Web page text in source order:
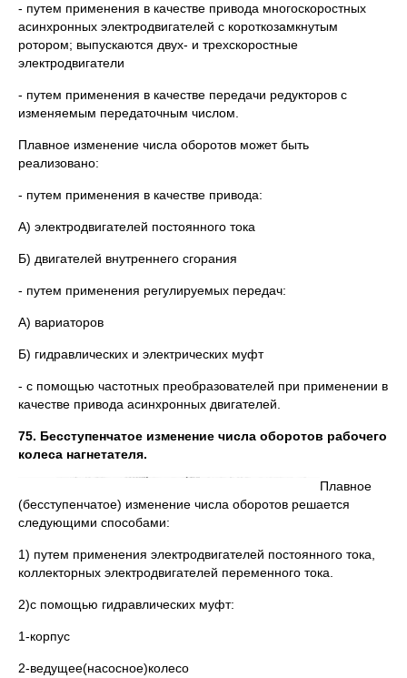
- путем применения в качестве привода многоскоростных
асинхронных электродвигателей с короткозамкнутым
ротором; выпускаются двух- и трехскоростные
электродвигатели
- путем применения в качестве передачи редукторов с
изменяемым передаточным числом.
Плавное изменение числа оборотов может быть
реализовано:
- путем применения в качестве привода:
А) электродвигателей постоянного тока
Б) двигателей внутреннего сгорания
- путем применения регулируемых передач:
А) вариаторов
Б) гидравлических и электрических муфт
- с помощью частотных преобразователей при применении в
качестве привода асинхронных двигателей.
75. Бесступенчатое изменение числа оборотов рабочего
колеса нагнетателя.
Плавное
(бесступенчатое) изменение числа оборотов решается
следующими способами:
1) путем применения электродвигателей постоянного тока,
коллекторных электродвигателей переменного тока.
2)с помощью гидравлических муфт:
1-корпус
2-ведущее(насосное)колесо